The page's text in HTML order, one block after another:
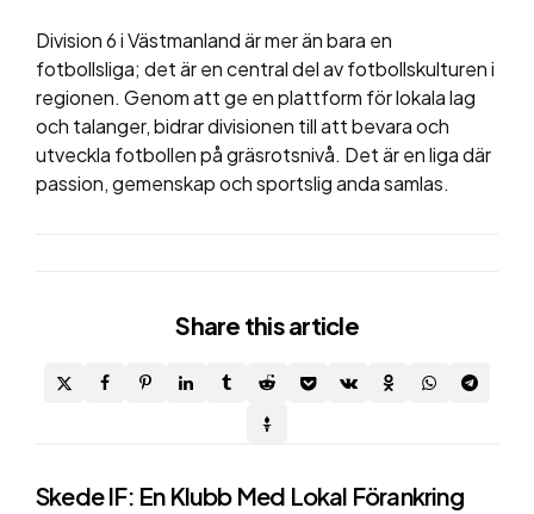
Division 6 i Västmanland är mer än bara en
fotbollsliga; det är en central del av fotbollskulturen i
regionen. Genom att ge en plattform för lokala lag
och talanger, bidrar divisionen till att bevara och
utveckla fotbollen på gräsrotsnivå. Det är en liga där
passion, gemenskap och sportslig anda samlas.
Share this article
Post
Skede IF: En Klubb Med Lokal Förankring